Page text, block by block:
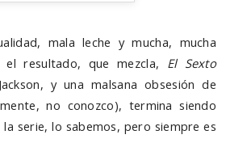
mala leche y mucha, mucha
resultado, que mezcla, El Sexto
y una malsana obsesión de
no conozco), termina siendo
serie, lo sabemos, pero siempre es